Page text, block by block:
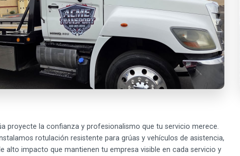
proyecte la confianza y profesionalismo que tu servicio merece.
rotulación resistente para grúas y vehículos de asistencia,
alto impacto que mantienen tu empresa visible en cada servicio y